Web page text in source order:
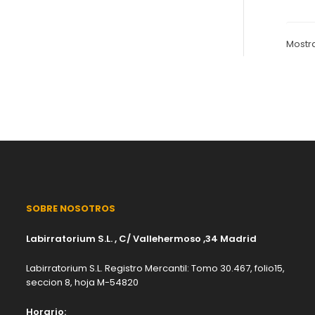
SOBRE NOSOTROS
Labirratorium S.L. , C/ Vallehermoso ,34 Madrid
Labirratorium S.L. Registro Mercantil: Tomo 30.467, folio15,
seccion 8, hoja M-54820
Horario: